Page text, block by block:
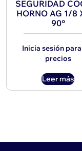
SEGURIDAD
HORNO AG 1/8
90°
Inicia sesión
precios
Leer más